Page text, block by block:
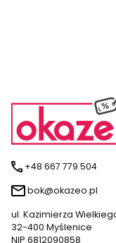
+48 667 779 504
bok@okazeo.pl
ul. Kazimierza
32-400 Myślenice
NIP 6812090858